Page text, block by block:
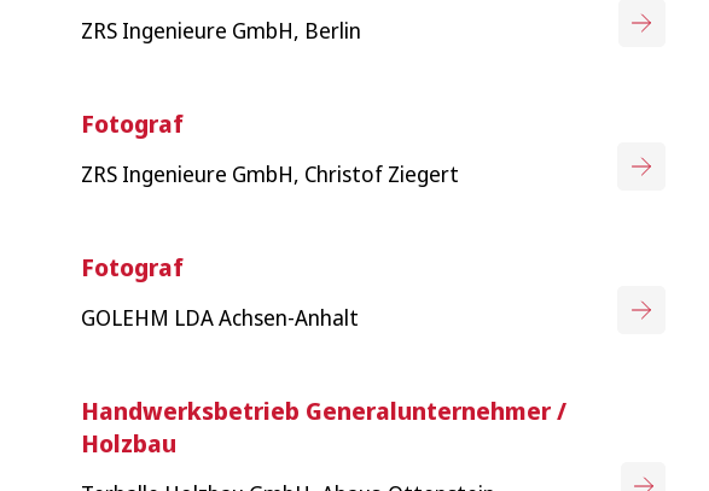
ZRS Ingenieure GmbH, Berlin
Fotograf
ZRS Ingenieure GmbH, Christof Ziegert
Fotograf
GOLEHM LDA Achsen-Anhalt
Handwerksbetrieb Generalunternehmer /
Holzbau